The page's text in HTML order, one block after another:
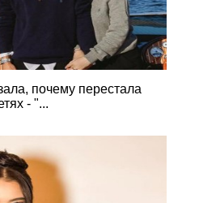
почему перестала
- "...